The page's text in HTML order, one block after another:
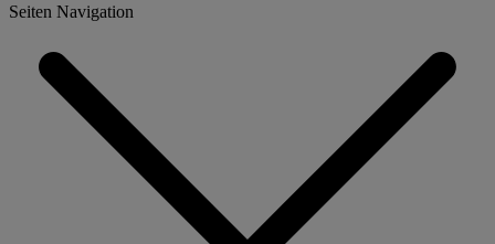
Seiten Navigation